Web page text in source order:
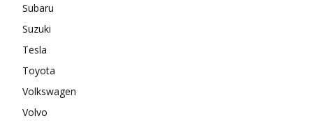
Subaru
Suzuki
Tesla
Toyota
Volkswagen
Volvo